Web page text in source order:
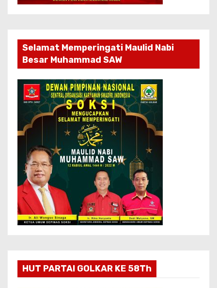
Selamat Memperingati Maulid Nabi
Besar Muhammad SAW
HUT PARTAI GOLKAR KE 58Th